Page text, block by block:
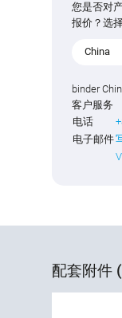
您是否对
报价？选
China
binder
客户服务
电话
电子邮件
配套附件